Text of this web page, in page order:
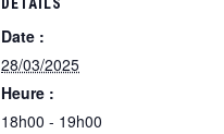
DÉTAILS
Date :
28/03/2025
Heure :
18h00 - 19h00